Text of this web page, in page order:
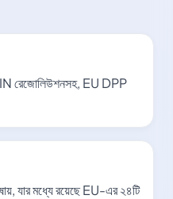
রেজোলিউশনসহ, EU DPP
যার মধ্যে রয়েছে EU-এর ২৪টি